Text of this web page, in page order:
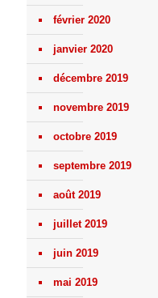
février 2020
janvier 2020
décembre 2019
novembre 2019
octobre 2019
septembre 2019
août 2019
juillet 2019
juin 2019
mai 2019